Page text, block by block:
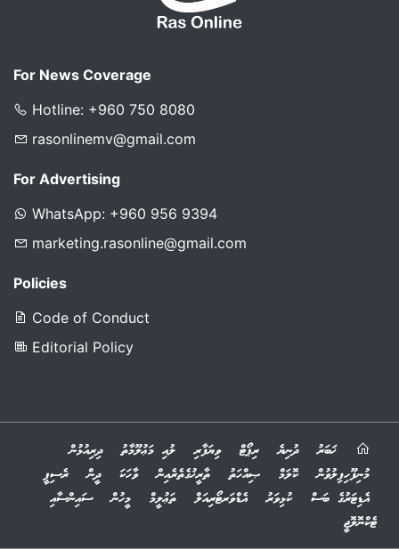
For News Coverage
Hotline: +960 750 8080
rasonlinemv@gmail.com
For Advertising
WhatsApp: +960 956 9394
marketing.rasonline@gmail.com
Policies
Code of Conduct
Editorial Policy
ޚަބަރު ދުނިޔެ ރިޕޯޓް ވިޔަފާރި ލުއި މަޢުލޫމާތު
ދިރިއުޅުން
މުނިފޫހިފިލުވުން
ކޮލަމް ޞިއްހަތު ތާރީޚުގެތެރެއިން ވާހަކަ ދީން
ރެސިޕީ
އެޑިޓަރުގެ ބަސް
ކުޅިވަރު އެޑްވަރޓޯރިއަލް ތަޢުލީމް މީހުން
ސައިންސާއި
ޓެކްނޮލޮޖީ